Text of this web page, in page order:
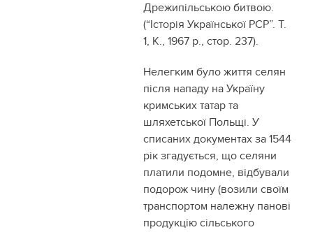
Дрежипільською битвою.
(“Історія Української РСР”. Т.
1, К., 1967 р., стор. 237).
Нелегким було життя селян
після нападу на Україну
кримських татар та
шляхетської Польщі. У
списаних документах за 1544
рік згадується, що селяни
платили подомне, відбували
подорож чину (возили своїм
транспортом належну панові
продукцію сільського